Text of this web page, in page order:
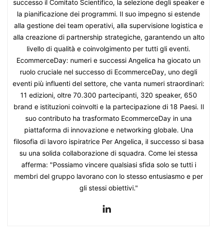
successo il Comitato Scientifico, la selezione degli speaker e
la pianificazione dei programmi. Il suo impegno si estende
alla gestione dei team operativi, alla supervisione logistica e
alla creazione di partnership strategiche, garantendo un alto
livello di qualità e coinvolgimento per tutti gli eventi.
EcommerceDay: numeri e successi Angelica ha giocato un
ruolo cruciale nel successo di EcommerceDay, uno degli
eventi più influenti del settore, che vanta numeri straordinari:
11 edizioni, oltre 70.300 partecipanti, 320 speaker, 650
brand e istituzioni coinvolti e la partecipazione di 18 Paesi. Il
suo contributo ha trasformato EcommerceDay in una
piattaforma di innovazione e networking globale. Una
filosofia di lavoro ispiratrice Per Angelica, il successo si basa
su una solida collaborazione di squadra. Come lei stessa
afferma: "Possiamo vincere qualsiasi sfida solo se tutti i
membri del gruppo lavorano con lo stesso entusiasmo e per
gli stessi obiettivi."